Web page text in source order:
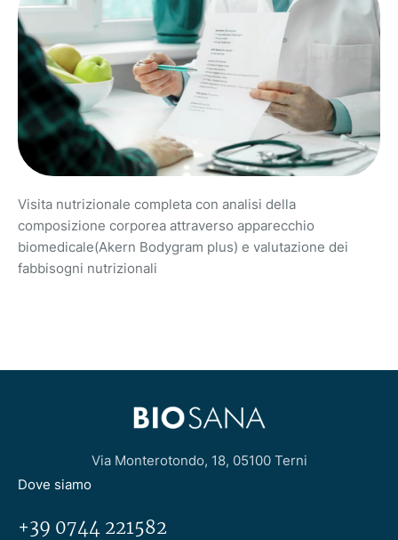
Visita nutrizionale completa con analisi della
composizione corporea attraverso apparecchio
biomedicale(Akern Bodygram plus) e valutazione dei
fabbisogni nutrizionali
Via Monterotondo, 18, 05100 Terni
Dove siamo
+39 0744 221582